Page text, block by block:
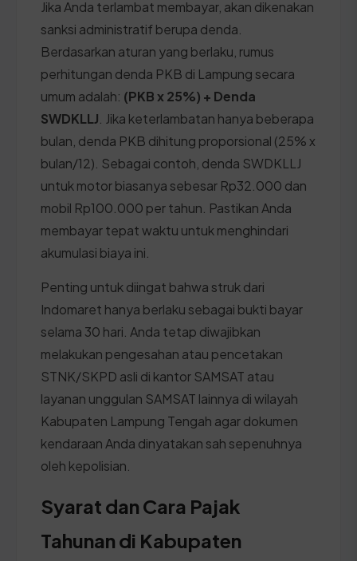
Jika Anda terlambat membayar, akan dikenakan
sanksi administratif berupa denda.
Berdasarkan aturan yang berlaku, rumus
perhitungan denda PKB di Lampung secara
umum adalah: (PKB x 25%) + Denda
SWDKLLJ . Jika keterlambatan hanya beberapa
bulan, denda PKB dihitung proporsional (25% x
bulan/12). Sebagai contoh, denda SWDKLLJ
untuk motor biasanya sebesar Rp32.000 dan
mobil Rp100.000 per tahun. Pastikan Anda
membayar tepat waktu untuk menghindari
akumulasi biaya ini.
Penting untuk diingat bahwa struk dari
Indomaret hanya berlaku sebagai bukti bayar
selama 30 hari. Anda tetap diwajibkan
melakukan pengesahan atau pencetakan
STNK/SKPD asli di kantor SAMSAT atau
layanan unggulan SAMSAT lainnya di wilayah
Kabupaten Lampung Tengah agar dokumen
kendaraan Anda dinyatakan sah sepenuhnya
oleh kepolisian.
Syarat dan Cara Pajak
Tahunan di Kabupaten